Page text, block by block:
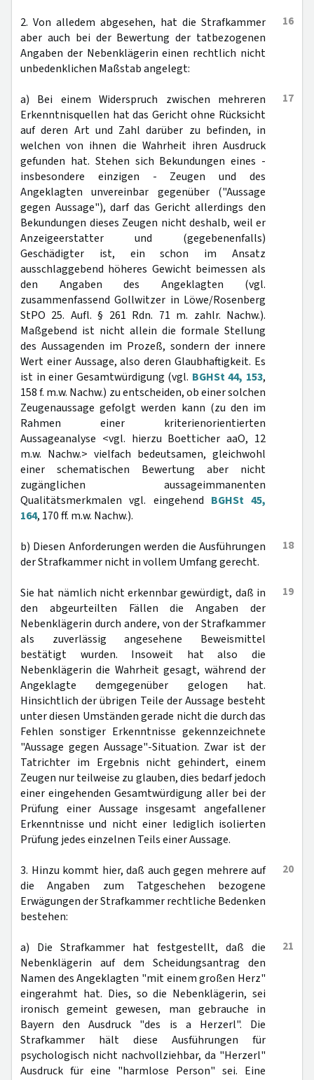
16
2. Von alledem abgesehen, hat die Strafkammer
aber auch bei der Bewertung der tatbezogenen
Angaben der Nebenklägerin einen rechtlich nicht
unbedenklichen Maßstab angelegt:
17
a) Bei einem Widerspruch zwischen mehreren
Erkenntnisquellen hat das Gericht ohne Rücksicht
auf deren Art und Zahl darüber zu befinden, in
welchen von ihnen die Wahrheit ihren Ausdruck
gefunden hat. Stehen sich Bekundungen eines -
insbesondere einzigen - Zeugen und des
Angeklagten unvereinbar gegenüber ("Aussage
gegen Aussage"), darf das Gericht allerdings den
Bekundungen dieses Zeugen nicht deshalb, weil er
Anzeigeerstatter und (gegebenenfalls)
Geschädigter ist, ein schon im Ansatz
ausschlaggebend höheres Gewicht beimessen als
den Angaben des Angeklagten (vgl.
zusammenfassend Gollwitzer in Löwe/Rosenberg
StPO 25. Aufl. § 261 Rdn. 71 m. zahlr. Nachw.).
Maßgebend ist nicht allein die formale Stellung
des Aussagenden im Prozeß, sondern der innere
Wert einer Aussage, also deren Glaubhaftigkeit. Es
ist in einer Gesamtwürdigung (vgl. BGHSt 44, 153,
158 f. m.w. Nachw.) zu entscheiden, ob einer solchen
Zeugenaussage gefolgt werden kann (zu den im
Rahmen einer kriterienorientierten
Aussageanalyse <vgl. hierzu Boetticher aaO, 12
m.w. Nachw.> vielfach bedeutsamen, gleichwohl
einer schematischen Bewertung aber nicht
zugänglichen aussageimmanenten
Qualitätsmerkmalen vgl. eingehend BGHSt 45,
164, 170 ff. m.w. Nachw.).
18
b) Diesen Anforderungen werden die Ausführungen
der Strafkammer nicht in vollem Umfang gerecht.
19
Sie hat nämlich nicht erkennbar gewürdigt, daß in
den abgeurteilten Fällen die Angaben der
Nebenklägerin durch andere, von der Strafkammer
als zuverlässig angesehene Beweismittel
bestätigt wurden. Insoweit hat also die
Nebenklägerin die Wahrheit gesagt, während der
Angeklagte demgegenüber gelogen hat.
Hinsichtlich der übrigen Teile der Aussage besteht
unter diesen Umständen gerade nicht die durch das
Fehlen sonstiger Erkenntnisse gekennzeichnete
"Aussage gegen Aussage"-Situation. Zwar ist der
Tatrichter im Ergebnis nicht gehindert, einem
Zeugen nur teilweise zu glauben, dies bedarf jedoch
einer eingehenden Gesamtwürdigung aller bei der
Prüfung einer Aussage insgesamt angefallener
Erkenntnisse und nicht einer lediglich isolierten
Prüfung jedes einzelnen Teils einer Aussage.
20
3. Hinzu kommt hier, daß auch gegen mehrere auf
die Angaben zum Tatgeschehen bezogene
Erwägungen der Strafkammer rechtliche Bedenken
bestehen:
21
a) Die Strafkammer hat festgestellt, daß die
Nebenklägerin auf dem Scheidungsantrag den
Namen des Angeklagten "mit einem großen Herz"
eingerahmt hat. Dies, so die Nebenklägerin, sei
ironisch gemeint gewesen, man gebrauche in
Bayern den Ausdruck "des is a Herzerl". Die
Strafkammer hält diese Ausführungen für
psychologisch nicht nachvollziehbar, da "Herzerl"
Ausdruck für eine "harmlose Person" sei. Eine